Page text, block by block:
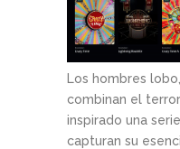
Los hombres
combinan el
inspirado una
capturan su